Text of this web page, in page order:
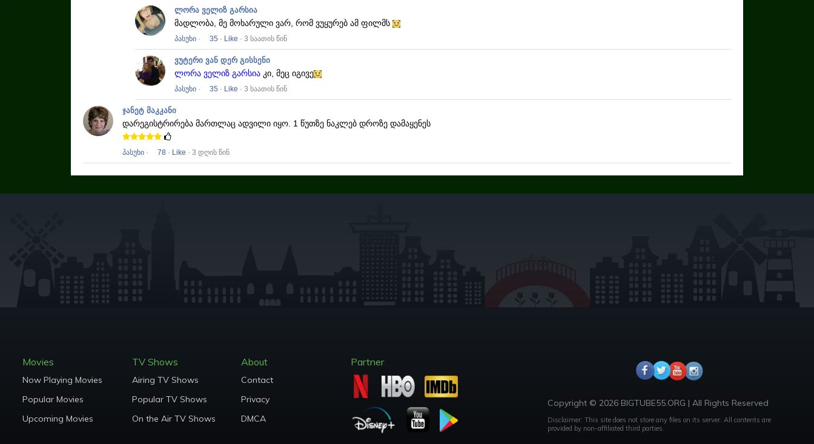
ლორა ველიზ გარსია
მადლობა, მე მოხარული ვარ, რომ ვუყურებ ამ ფილმს
პასუხი · 35 · Like · 3 საათის წინ
ვუტერი ვან დერ გისსენი
ლორა ველიზ გარსია კი, მეც იგივე
პასუხი · 35 · Like · 3 საათის წინ
ჯანეტ მაკკანი
დარეგისტრირება მართლაც ადვილი იყო. 1 წუთზე ნაკლებ დროზე დამაყენეს
პასუხი · 78 · Like · 3 დღის წინ
Movies
Now Playing Movies
Popular Movies
Upcoming Movies
TV Shows
Airing TV Shows
Popular TV Shows
On the Air TV Shows
About
Contact
Privacy
DMCA
Partner
Copyright © 2026 BIGTUBE55.ORG | All Rights Reserved
Disclaimer: This site does not store any files on its server. All contents are
provided by non-affiliated third parties.